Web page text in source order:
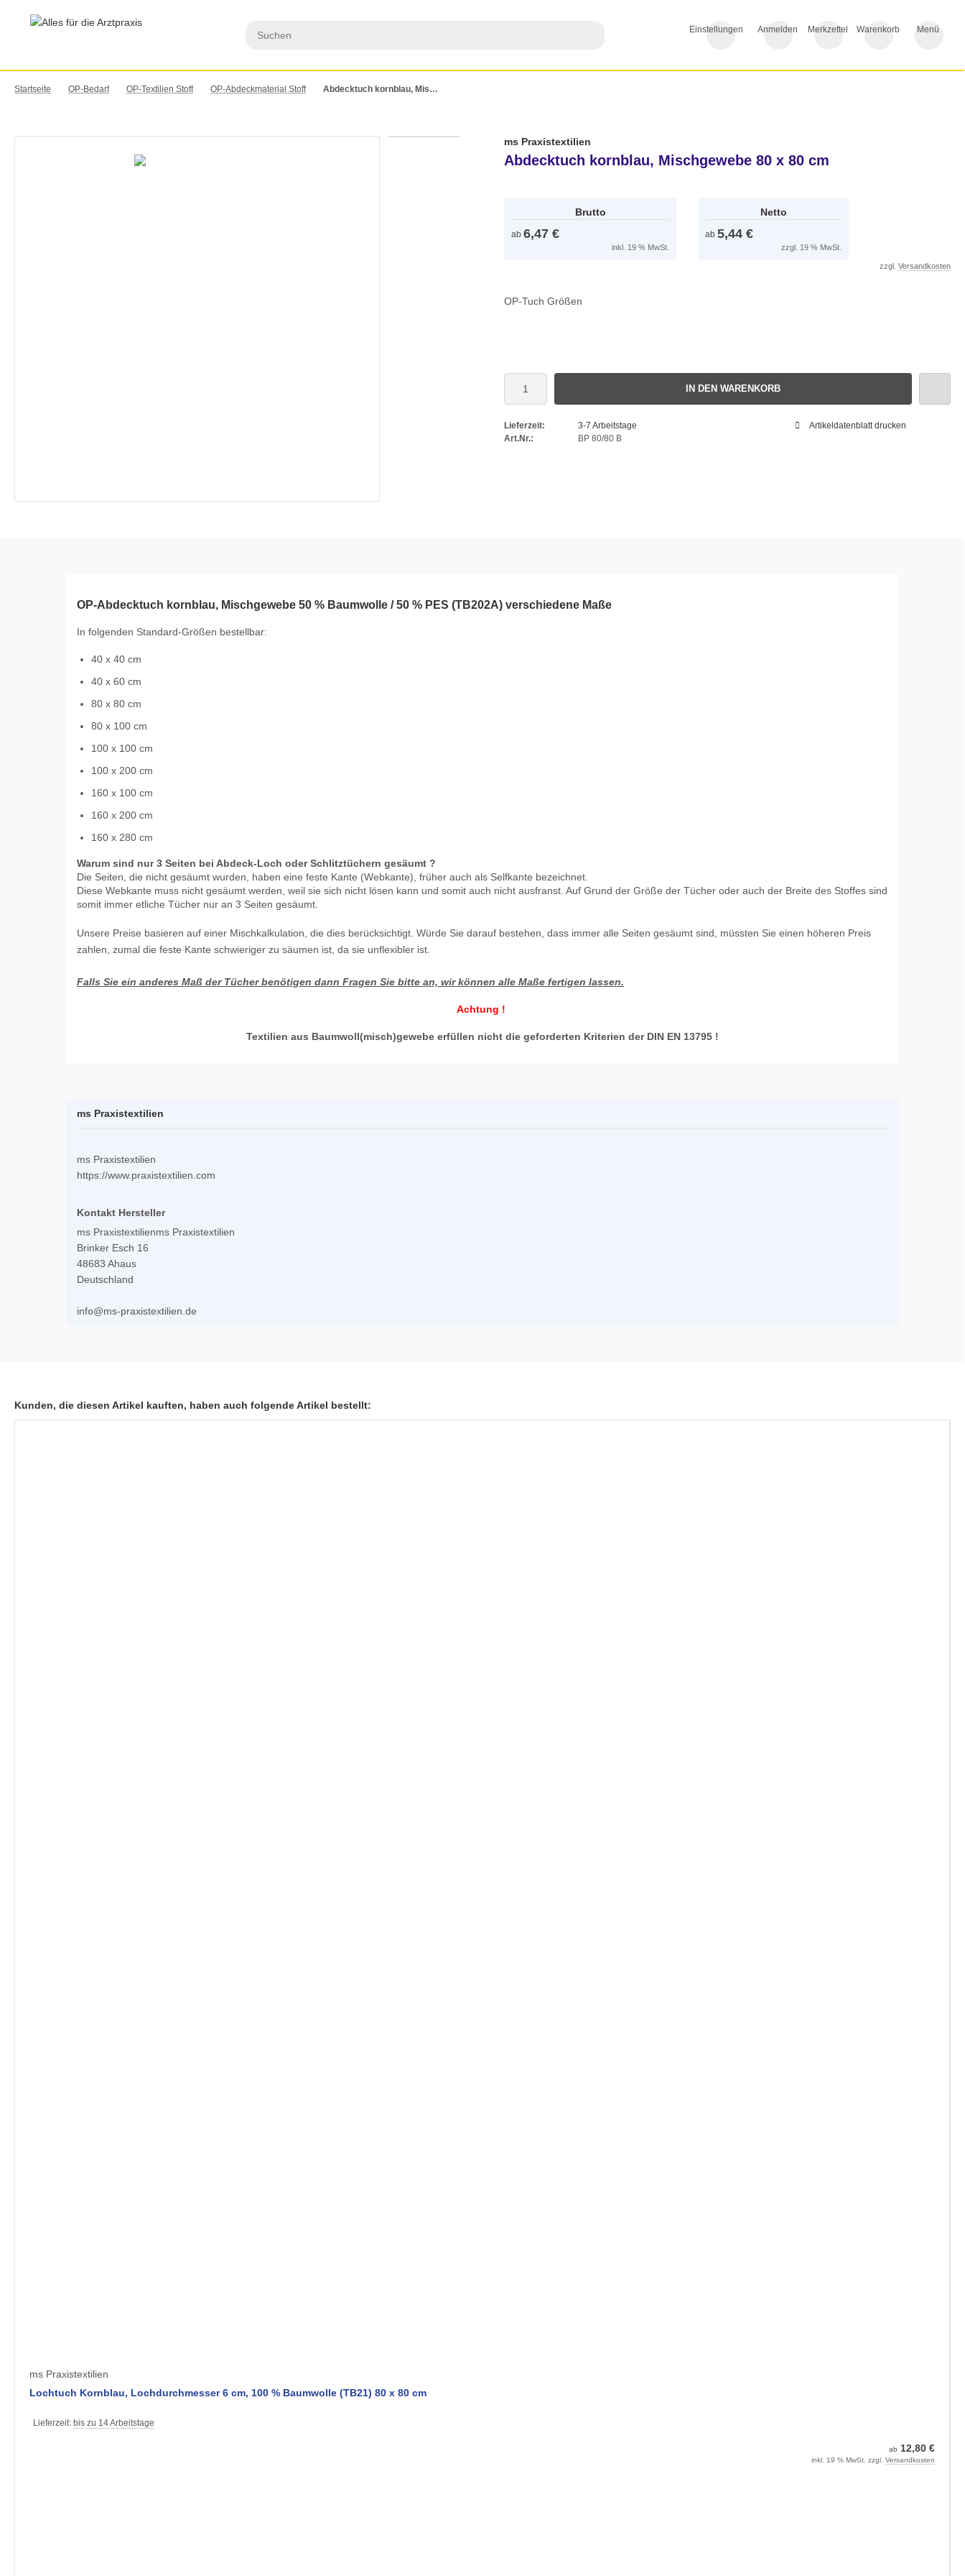
Einstellungen Anmelden Merkzettel Warenkorb Menü
Startseite OP-Bedarf OP-Textilien Stoff OP-Abdeckmaterial Stoff Abdecktuch kornblau, Mischgewebe 80 x 80 cm
ms Praxistextilien
Abdecktuch kornblau, Mischgewebe 80 x 80 cm
Brutto
ab 6,47 €
inkl. 19 % MwSt.
Netto
ab 5,44 €
zzgl. 19 % MwSt.
zzgl. Versandkosten
OP-Tuch Größen
IN DEN WARENKORB
Lieferzeit:
3-7 Arbeitstage
Art.Nr.:
BP 80/80 B
Artikeldatenblatt drucken
OP-Abdecktuch kornblau, Mischgewebe 50 % Baumwolle / 50 % PES (TB202A) verschiedene Maße
In folgenden Standard-Größen bestellbar:
40 x 40 cm
40 x 60 cm
80 x 80 cm
80 x 100 cm
100 x 100 cm
100 x 200 cm
160 x 100 cm
160 x 200 cm
160 x 280 cm
Warum sind nur 3 Seiten bei Abdeck-Loch oder Schlitztüchern gesäumt ?
Die Seiten, die nicht gesäumt wurden, haben eine feste Kante (Webkante), früher auch als Selfkante bezeichnet.
Diese Webkante muss nicht gesäumt werden, weil sie sich nicht lösen kann und somit auch nicht ausfranst. Auf Grund der Größe der Tücher oder auch der Breite des Stoffes sind
somit immer etliche Tücher nur an 3 Seiten gesäumt.
Unsere Preise basieren auf einer Mischkalkulation, die dies berücksichtigt. Würde Sie darauf bestehen, dass immer alle Seiten gesäumt sind, müssten Sie einen höheren Preis
zahlen, zumal die feste Kante schwieriger zu säumen ist, da sie unflexibler ist.
Falls Sie ein anderes Maß der Tücher benötigen dann Fragen Sie bitte an, wir können alle Maße fertigen lassen.
Achtung !
Textilien aus Baumwoll(misch)gewebe erfüllen nicht die geforderten Kriterien der DIN EN 13795 !
ms Praxistextilien
ms Praxistextilien
https://www.praxistextilien.com
Kontakt Hersteller
ms Praxistextilienms Praxistextilien
Brinker Esch 16
48683 Ahaus
Deutschland
info@ms-praxistextilien.de
Kunden, die diesen Artikel kauften, haben auch folgende Artikel bestellt:
ms Praxistextilien
Lochtuch Kornblau, Lochdurchmesser 6 cm, 100 % Baumwolle (TB21) 80 x 80 cm
Lieferzeit: bis zu 14 Arbeitstage
ab 12,80 €
inkl. 19 % MwSt. zzgl. Versandkosten